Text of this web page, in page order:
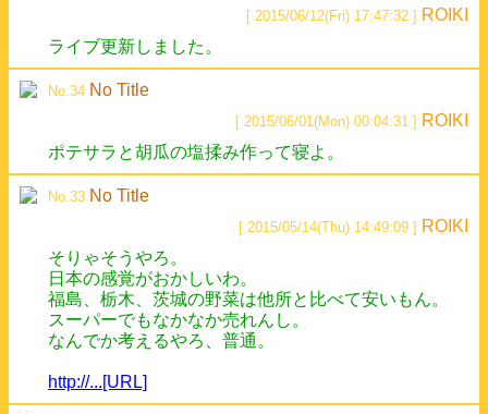
[ 2015/06/12(Fri) 17:47:32 ] ROIKI
ライブ更新しました。
No.34 No Title
[ 2015/06/01(Mon) 00:04:31 ] ROIKI
ポテサラと胡瓜の塩揉み作って寝よ。
No.33 No Title
[ 2015/05/14(Thu) 14:49:09 ] ROIKI
そりゃそうやろ。
日本の感覚がおかしいわ。
福島、栃木、茨城の野菜は他所と比べて安いもん。
スーパーでもなかなか売れんし。
なんでか考えるやろ、普通。
http://...[URL]